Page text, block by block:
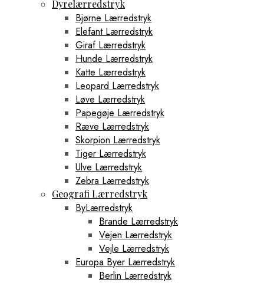
Dyrelærredstryk
Bjørne Lærredstryk
Elefant Lærredstryk
Giraf Lærredstryk
Hunde Lærredstryk
Katte Lærredstryk
Leopard Lærredstryk
Løve Lærredstryk
Papegøje Lærredstryk
Ræve Lærredstryk
Skorpion Lærredstryk
Tiger Lærredstryk
Ulve Lærredstryk
Zebra Lærredstryk
Geografi Lærredstryk
ByLærredstryk
Brande Lærredstryk
Vejen Lærredstryk
Vejle Lærredstryk
Europa Byer Lærredstryk
Berlin Lærredstryk